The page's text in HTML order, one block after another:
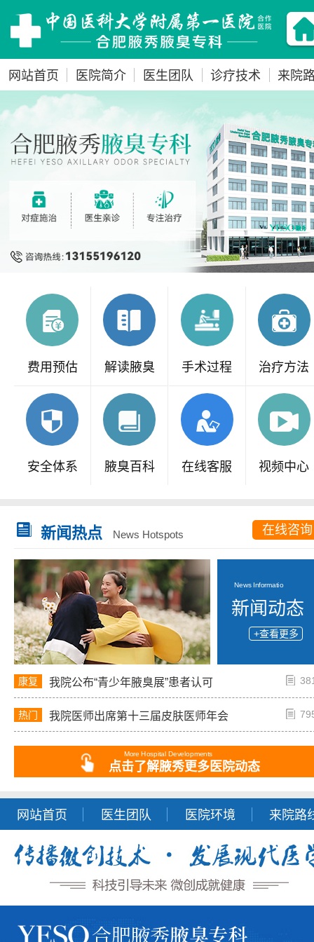
网站首页 医院简介 医生团队 诊疗技术 来院
费用预估 解读腋臭 手术过程 治疗方法
安全体系 腋臭百科 在线客服 视频中心
新闻热点 News Hotspots 在线咨询
News Informatio
新闻动态
+查看更多
康复 我院公布“青少年腋臭展”患者认可
热门 我院医师出席第十三届皮肤医师年会
More Hospital Developments
点击了解腋秀更多医院动态
网站首页 医生团队 医院环境 来院路